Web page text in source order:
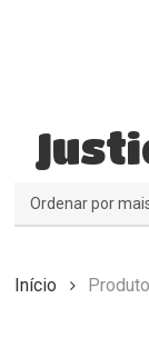
Início